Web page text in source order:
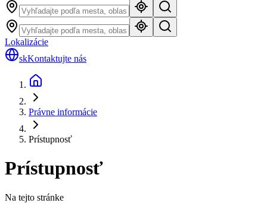
Lokalizácie
skKontaktujte nás
Právne informácie
Prístupnosť
Prístupnosť
Na tejto stránke